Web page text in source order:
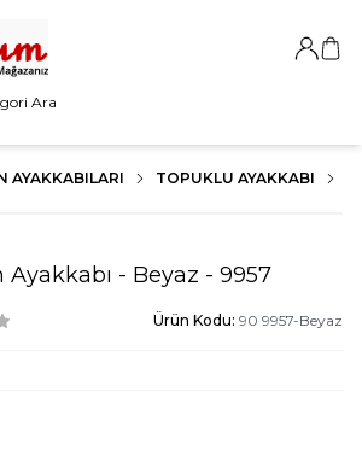
Giriş
AYAKKABILARI TOPUKLU AYAKKABI
- Beyaz - 9957
Ürün Kodu: 90 9957-Beyaz